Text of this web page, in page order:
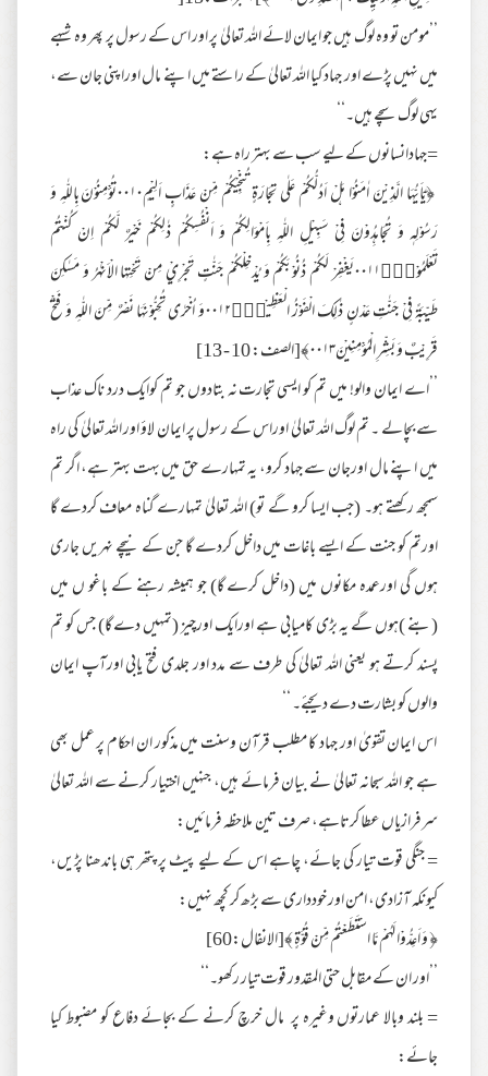
’’مومن تو وہ لوگ ہیں جو ایمان لائے اللہ تعالیٰ پر اور اس کے رسول پر پھر وہ شبہے
میں نہیں پڑے اور جہاد کیا اللہ تعالیٰ کے راستے میں اپنے مال اوراپنی جان سے،
یہی لوگ سچے ہیں۔‘‘
=جہادانسانوں کے لیے سب سے بہتر راہ ہے:
﴿يٰۤاَيُّهَا الَّذِيْنَ اٰمَنُوْا هَلْ اَدُلُّكُمْ عَلٰى تِجَارَةٍ تُنْجِيْكُمْ مِّنْ عَذَابٍ اَلِيْمٍ۰۰۱۰تُؤْمِنُوْنَ بِاللّٰهِ وَ
رَسُوْلِهٖ وَ تُجَاهِدُوْنَ فِيْ سَبِيْلِ اللّٰهِ بِاَمْوَالِكُمْ وَ اَنْفُسِكُمْ ذٰلِكُمْ خَيْرٌ لَّكُمْ اِنْ كُنْتُمْ
تَعْلَمُوْنَۙ۰۰۱۱يَغْفِرْ لَكُمْ ذُنُوْبَكُمْ وَ يُدْخِلْكُمْ جَنّٰتٍ تَجْرِيْ مِنْ تَحْتِهَا الْاَنْهٰرُ وَ مَسٰكِنَ
طَيِّبَةً فِيْ جَنّٰتِ عَدْنٍ ذٰلِكَ الْفَوْزُ الْعَظِيْمُۙ۰۰۱۲وَ اُخْرٰى تُحِبُّوْنَهَا نَصْرٌ مِّنَ اللّٰهِ وَ فَتْحٌ
قَرِيْبٌ وَ بَشِّرِ الْمُؤْمِنِيْنَ۰۰۱۳﴾[الصف: 10 - 13]
’’اے ایمان والو! میں تم کو ایسی تجارت نہ بتادوں جو تم کوایک درد ناک عذاب
سے بچالے ۔ تم لوگ اللہ تعالیٰ اوراس کے رسول پر ایمان لاؤ اور اللہ تعالیٰ کی راہ
میں اپنے مال اورجان سے جہاد کرو، یہ تمہارے حق میں بہت بہتر ہے، اگر تم
سمجھ رکھتے ہو۔ (جب ایسا کرو گے تو) اللہ تعالیٰ تمہارے گناہ معاف کردے گا
اورتم کو جنت کے ایسے باغات میں داخل کردے گا جن کے نیچے نہریں جاری
ہوں گی اورعمدہ مکانوں میں (داخل کرے گا) جو ہمیشہ رہنے کے باغو ں میں
(بنے )ہوں گے یہ بڑی کامیابی ہے اورایک اورچیز (تمہیں دے گا) جس کو تم
پسند کرتے ہو یعنی اللہ تعالیٰ کی طرف سے مدد اور جلدی فتح یابی اورآپ ایمان
والوں کو بشارت دے دیجئے۔ ‘‘
اس ایمان تقویٰ اور جہاد کا مطلب قرآن وسنت میں مذکور ان احکام پر عمل بھی
ہے جو اللہ سبحانہ تعالیٰ نے بیان فرمائے ہیں، جنہیں اختیار کرنے سے اللہ تعالیٰ
سرفرازیاں عطا کرتاہے، صرف تین ملاحظہ فرمائیں:
= جنگی قوت تیار کی جائے، چاہے اس کے لیے پیٹ پر پتھر ہی باندھنا پڑیں،
کیونکہ آزادی، امن اور خودداری سے بڑھ کر کچھ نہیں:
﴿ وَ اَعِدُّوْا لَهُمْ مَّا اسْتَطَعْتُمْ مِّنْ قُوَّةٍ ﴾[الانفال:60]
’’اور ان کے مقابل حتی المقدور قوت تیار رکھو۔‘‘
= بلند وبالا عمارتوں وغیرہ پر مال خرچ کرنے کے بجائے دفاع کو مضبوط کیا
جائے: